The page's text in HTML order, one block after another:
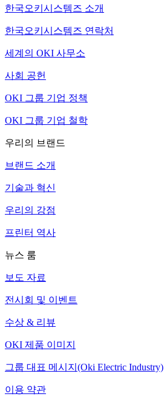
한국오키시스템즈 소개
한국오키시스템즈 연락처
세계의 OKI 사무소
사회 공헌
OKI 그룹 기업 정책
OKI 그룹 기업 철학
우리의 브랜드
브랜드 소개
기술과 혁신
우리의 강점
프린터 역사
뉴스 룸
보도 자료
전시회 및 이벤트
수상 & 리뷰
OKI 제품 이미지
그룹 대표 메시지(Oki Electric Industry)
이용 약관